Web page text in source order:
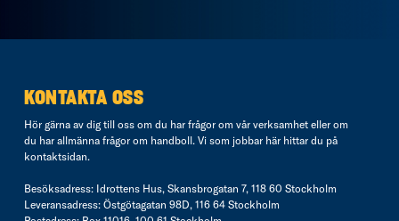
KONTAKTA OSS
Hör gärna av dig till oss om du har frågor om vår verksamhet eller om
du har allmänna frågor om handboll. Vi som jobbar här hittar du på
kontaktsidan.
Besöksadress: Idrottens Hus, Skansbrogatan 7, 118 60 Stockholm
Leveransadress: Östgötagatan 98D, 116 64 Stockholm